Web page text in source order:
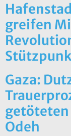
greifen
Gaza:
Odeh